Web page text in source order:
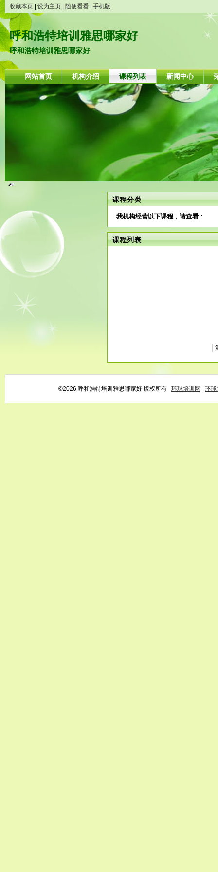
收藏本页 设为主页 随便看看 手机版
呼和浩特培训雅思哪家好
呼和浩特培训雅思哪家好
网站首页 机构介绍 课程列表 新闻中心
课程分类
我机构经营以下课程，请查看：
课程列表
©2026 呼和浩特培训雅思哪家好 版权所有 环球培训网 环球